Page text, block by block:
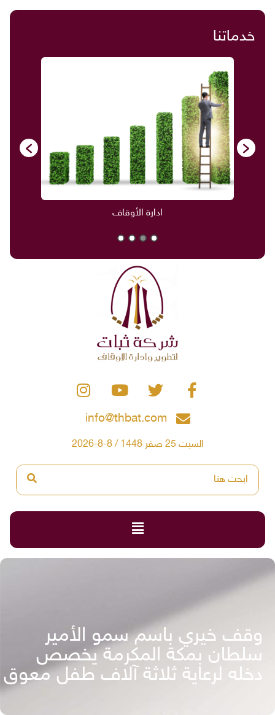
خدماتنا
ادارة الأوقاف
info@thbat.com
السبت 25 صفر 1448 / 8-8-2026
وقف خيري باسم سمو الأمير
سلطان بمكة المكرمة يخصص
دخله لرعاية ثلاثة آلاف طفل معوق